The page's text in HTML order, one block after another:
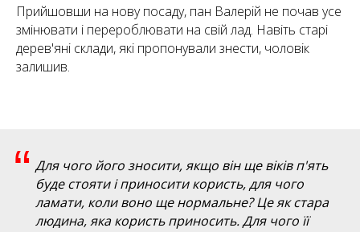
Прийшовши на нову посаду, пан Валерій не почав усе
змінювати і перероблювати на свій лад. Навіть старі
дерев'яні склади, які пропонували знести, чоловік
залишив.
“ Для чого його зносити, якщо він ще віків п'ять
буде стояти і приносити користь, для чого
ламати, коли воно ще нормальне? Це як стара
людина, яка користь приносить. Для чого її